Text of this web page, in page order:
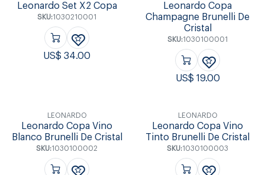
Leonardo Set X2 Copa
SKU:1030210001
US$34.00
Leonardo Copa
Champagne Brunelli De
Cristal
SKU:1030100001
US$ 19.00
LEONARDO
Leonardo Copa Vino
Blanco Brunelli De Cristal
SKU:1030100002
LEONARDO
Leonardo Copa Vino
Tinto Brunelli De Cristal
SKU:1030100003